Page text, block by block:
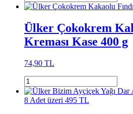
Ülker Çokokrem
Kreması Kase 400 g
74,90 TL
8 Adet üzeri 495 TL